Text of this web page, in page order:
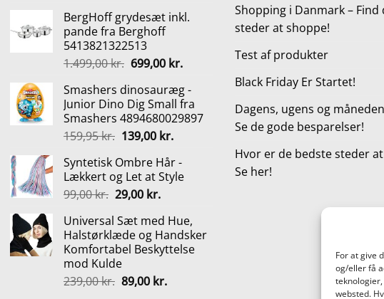
For at give
og/eller få
websted.
pris
var:
210,00 kr..
pris
BergHoff grydesæt inkl.
pande fra Berghoff
5413821322513
1.499,00kr. Den
pris
var:
1.499,00 kr..
699,00 kr.Den
pris
er:
699,00 kr..
Smashers dinosauræg -
Junior Dino Dig Small fra
Smashers 4894680029897
159,95kr. Den
pris
var:
159,95 kr..
139,00 kr.Den
pris
er:
Syntetisk Ombre Hår -
Lækkert og Let at Style
99,00kr. Den
pris
var:
99,00 kr..
29,00 kr.Den
pris
er:
29,00 kr..
Universal Sæt med Hue,
Halstørklæde og Handsker
Komfortabel Beskyttelse
mod Kulde
239,00kr. Den
89,00 kr.Den
Shopping i Danmark – Find
steder at shoppe!
Test af produkter
Black Friday Er Startet!
Dagens, ugens og
Se de gode besparelser!
Hvor er de bedste steder
Se her!